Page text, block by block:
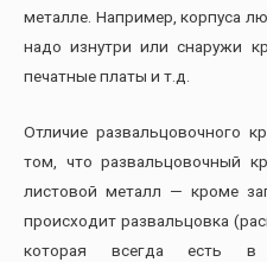
металле. Например, корпуса
надо изнутри или снаружи
печатные платы и т.д.
Отличие развальцовочного
том, что развальцовочный
листовой металл — кроме
происходит развальцовка
которая всегда есть в